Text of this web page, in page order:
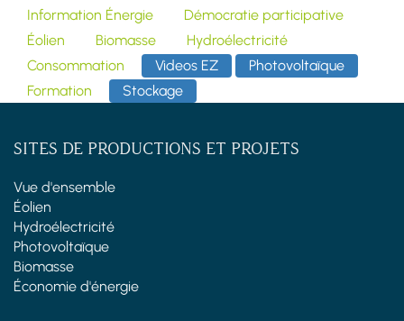
Information Énergie
Démocratie participative
Éolien
Biomasse
Hydroélectricité
Consommation
Videos EZ
Photovoltaïque
Formation
Stockage
SITES DE PRODUCTIONS ET PROJETS
Vue d'ensemble
Éolien
Hydroélectricité
Photovoltaïque
Biomasse
Économie d'énergie